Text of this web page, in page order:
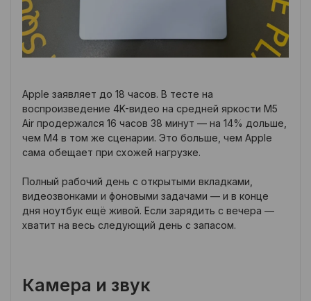
Apple заявляет до 18 часов. В тесте на
воспроизведение 4K-видео на средней яркости M5
Air продержался 16 часов 38 минут — на 14% дольше,
чем M4 в том же сценарии. Это больше, чем Apple
сама обещает при схожей нагрузке.
Полный рабочий день с открытыми вкладками,
видеозвонками и фоновыми задачами — и в конце
дня ноутбук ещё живой. Если зарядить с вечера —
хватит на весь следующий день с запасом.
Камера и звук